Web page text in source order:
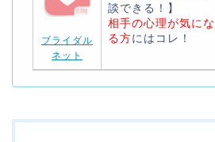
ブライダル
ネット
談できる！】
相手の心理が気にな
る方にはコレ！